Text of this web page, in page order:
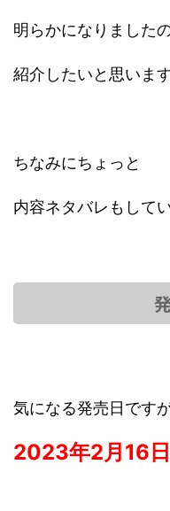
明らかになりました
紹介したいと思います
ちなみにちょっと
内容ネタバレもしてい
気になる発売日です
2023年2月16日